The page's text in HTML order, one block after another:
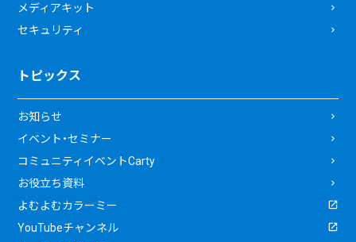
メディアキット
セキュリティ
トピックス
お知らせ
イベント・セミナー
コミュニティイベントCarty
お役立ち資料
よむよむカラーミー
YouTubeチャンネル